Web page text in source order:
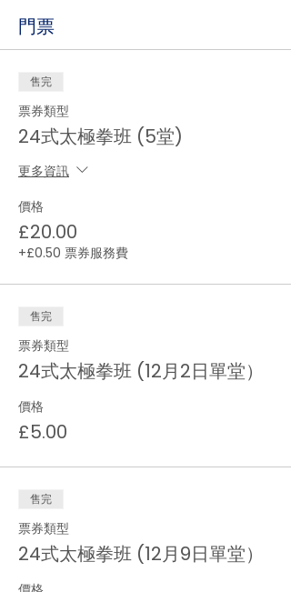
門票
售完
票券類型
24式太極拳班 (5堂)
更多資訊
價格
£20.00
+£0.50 票券服務費
售完
票券類型
24式太極拳班 (12月2日單堂）
價格
£5.00
售完
票券類型
24式太極拳班 (12月9日單堂）